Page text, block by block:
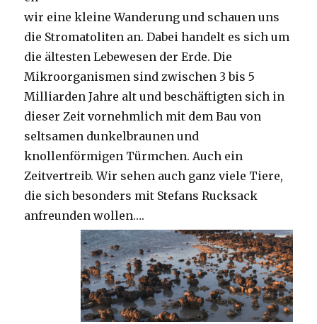
wir eine kleine Wanderung und schauen uns
die Stromatoliten an. Dabei handelt es sich um
die ältesten Lebewesen der Erde. Die
Mikroorganismen sind zwischen 3 bis 5
Milliarden Jahre alt und beschäftigten sich in
dieser Zeit vornehmlich mit dem Bau von
seltsamen dunkelbraunen und
knollenförmigen Türmchen. Auch ein
Zeitvertreib. Wir sehen auch ganz viele Tiere,
die sich besonders mit Stefans Rucksack
anfreunden wollen….